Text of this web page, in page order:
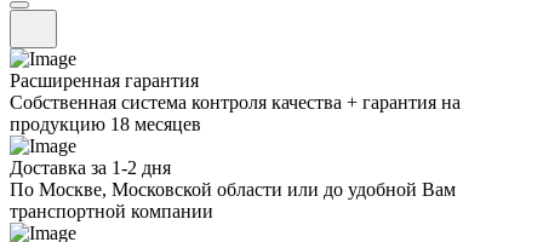
Расширенная гарантия
Собственная система контроля качества + гарантия на
продукцию 18 месяцев
Доставка за 1-2 дня
По Москве, Московской области или до удобной Вам
транспортной компании